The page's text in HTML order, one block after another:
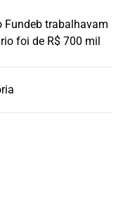
Fundeb trabalhavam
foi de R$ 700 mil